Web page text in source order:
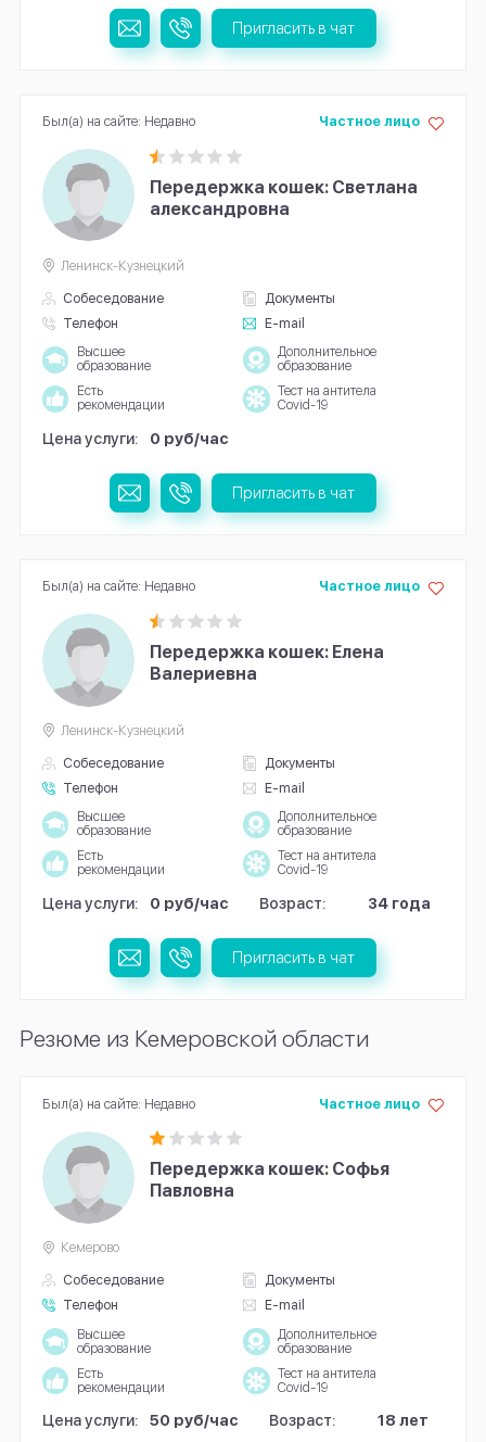
Пригласить в чат
Передержка кошек: Светлана
александровна
Собеседование
Документы
Телефон
E-mail
Частное лицо
Ленинск-Кузнецкий
Высшее
образование
Дополнительное
образование
Есть
рекомендации
Тест на антитела
Covid-19
Цена услуги: 0 руб/час
Был(а) на сайте: Недавно
Пригласить в чат
Передержка кошек: Елена
Валериевна
Собеседование
Документы
Телефон
E-mail
Частное лицо
Ленинск-Кузнецкий
Высшее
образование
Дополнительное
образование
Есть
рекомендации
Тест на антитела
Covid-19
Цена услуги: 0 руб/час Возраст: 34 года
Был(а) на сайте: Недавно
Пригласить в чат
Резюме из Кемеровской области
Передержка кошек: Софья
Павловна
Собеседование
Документы
Телефон
E-mail
Частное лицо
Кемерово
Высшее
образование
Дополнительное
образование
Есть
рекомендации
Тест на антитела
Covid-19
Цена услуги: 50 руб/час Возраст: 18 лет
Был(а) на сайте: Недавно